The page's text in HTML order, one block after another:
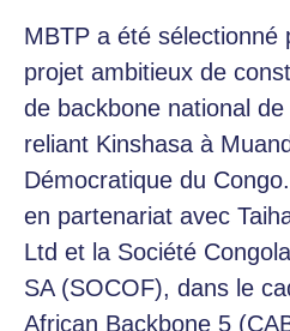
MBTP a été sélectionné
projet ambitieux de
de backbone national
reliant Kinshasa à
Démocratique du
en partenariat avec
Ltd et la Société
SA (SOCOF), dans le
African Backbone 5